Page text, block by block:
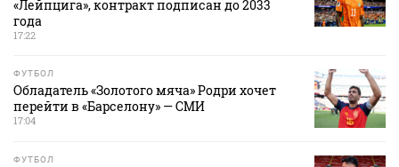
«Лейпцига», контракт подписан до 2033
года
17:22
ФУТБОЛ
Обладатель «Золотого мяча» Родри хочет
перейти в «Барселону» — СМИ
17:04
ФУТБОЛ